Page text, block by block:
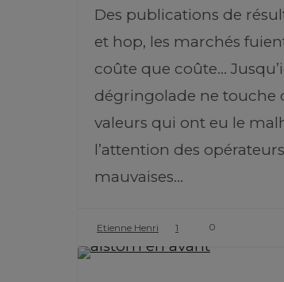
Des publications de
et hop, les marchés
coûte que coûte...
dégringolade ne touche
valeurs qui ont eu le
l’attention des
mauvaises…
Etienne Henri 1 0